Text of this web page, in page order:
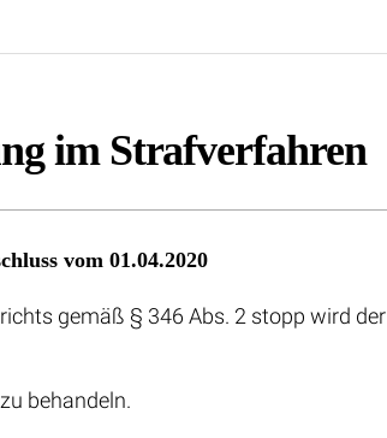
im Strafverfahren
vom 01.04.2020
gemäß § 346 Abs. 2 stopp wird
behandeln.